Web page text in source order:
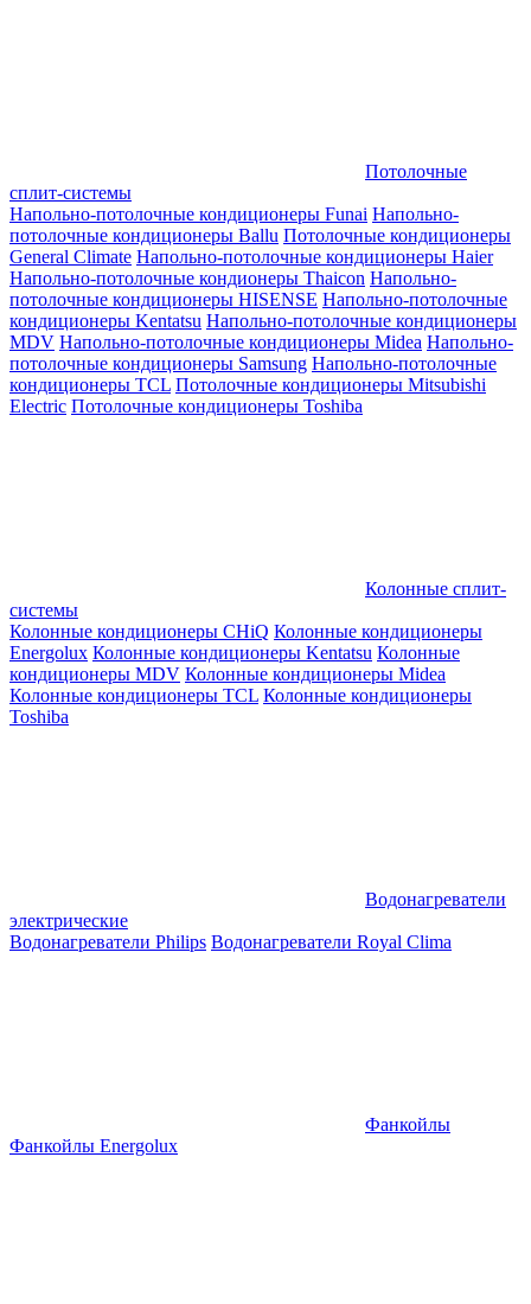
Потолочные
сплит-системы
Напольно-потолочные кондиционеры Funai Напольно-
потолочные кондиционеры Ballu Потолочные кондиционеры
General Climate Напольно-потолочные кондиционеры Haier
Напольно-потолочные кондионеры Thaicon Напольно-
потолочные кондиционеры HISENSE Напольно-потолочные
кондиционеры Kentatsu Напольно-потолочные кондиционеры
MDV Напольно-потолочные кондиционеры Midea Напольно-
потолочные кондиционеры Samsung Напольно-потолочные
кондиционеры TCL Потолочные кондиционеры Mitsubishi
Electric Потолочные кондиционеры Toshiba
Колонные сплит-
системы
Колонные кондиционеры CHiQ Колонные кондиционеры
Energolux Колонные кондиционеры Kentatsu Колонные
кондиционеры MDV Колонные кондиционеры Midea
Колонные кондиционеры TCL Колонные кондиционеры
Toshiba
Водонагреватели
электрические
Водонагреватели Philips Водонагреватели Royal Clima
Фанкойлы
Фанкойлы Energolux